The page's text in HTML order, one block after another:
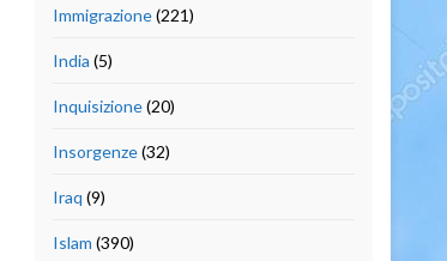
Immigrazione(221)
India (5)
Inquisizione(20)
Insorgenze(32)
Iraq (9)
Islam (390)